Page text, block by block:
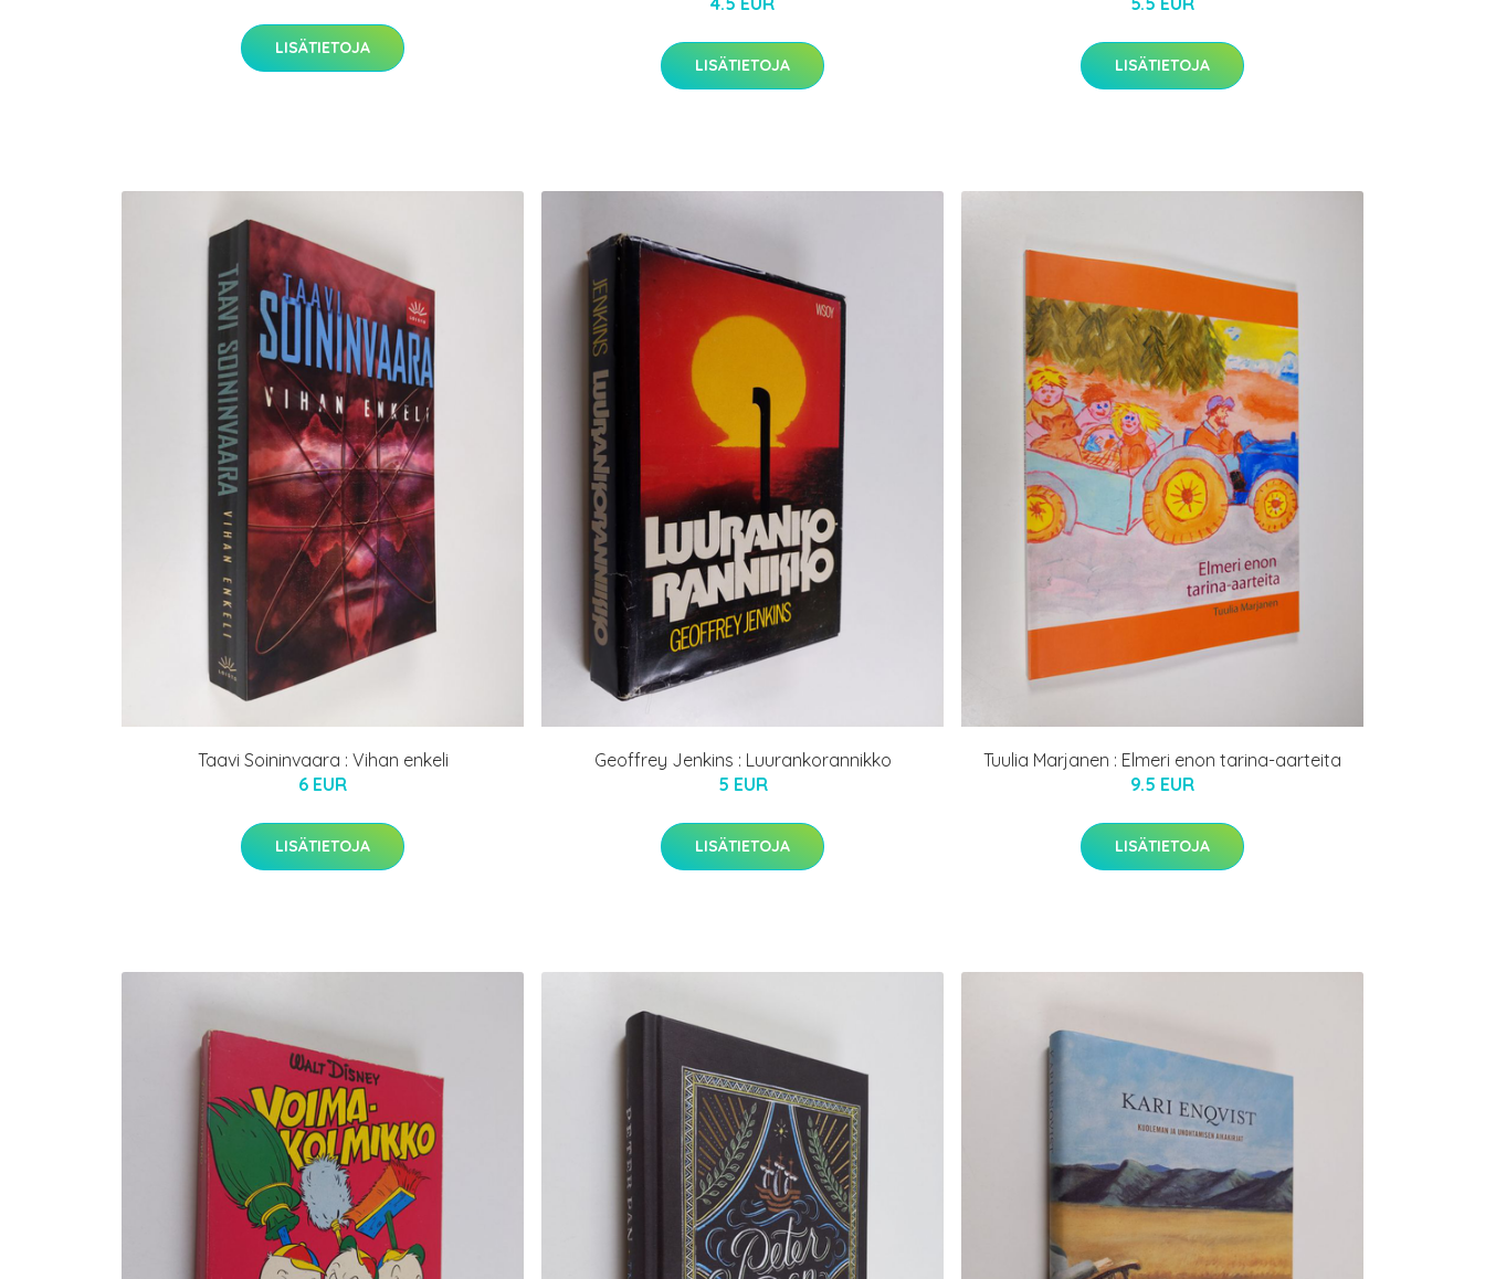
LISÄTIETOJA
LISÄTIETOJA LISÄTIETOJA
Taavi Soininvaara : Vihan enkeli
6 EUR
LISÄTIETOJA
Geoffrey Jenkins : Luurankorannikko
5 EUR
LISÄTIETOJA
Tuulia Marjanen : Elmeri enon tarina-aarteita
9.5 EUR
LISÄTIETOJA